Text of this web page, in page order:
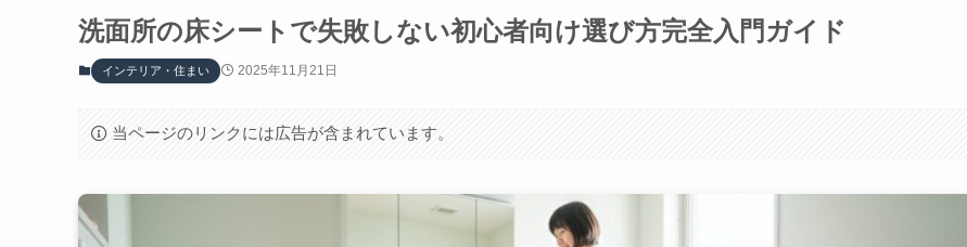
洗面所の床シートで失敗しない初心者向け選び方完全入門ガイド
インテリア・住まい 2025年11月21日
当ページのリンクには広告が含まれています。